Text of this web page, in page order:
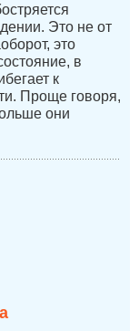
Это не от
это
в
к
Проще говоря,
они